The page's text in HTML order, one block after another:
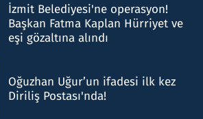
İzmit Belediyesi'ne operasyon!
Başkan Fatma Kaplan Hürriyet ve
eşi gözaltına alındı
Oğuzhan Uğur’un ifadesi ilk kez
Diriliş Postası'nda!